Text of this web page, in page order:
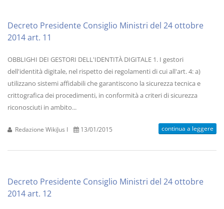
Decreto Presidente Consiglio Ministri del 24 ottobre
2014 art. 11
OBBLIGHI DEI GESTORI DELL'IDENTITÀ DIGITALE 1. I gestori
dell'identità digitale, nel rispetto dei regolamenti di cui all'art. 4: a)
utilizzano sistemi affidabili che garantiscono la sicurezza tecnica e
crittografica dei procedimenti, in conformità a criteri di sicurezza
riconosciuti in ambito...
Redazione WikiJus I 13/01/2015 continua a leggere
Decreto Presidente Consiglio Ministri del 24 ottobre
2014 art. 12